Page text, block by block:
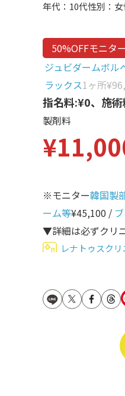
ヒアルロン酸リフトアッ
年代： 10代性別：
50%OFFモニタ
ジュビダームボル
ラックス1ヶ所
指名料:¥0、施
製剤料
※モニター韓国製
ーム等¥45,100 /
▼詳細は必ずクリ
レナトゥスクリ